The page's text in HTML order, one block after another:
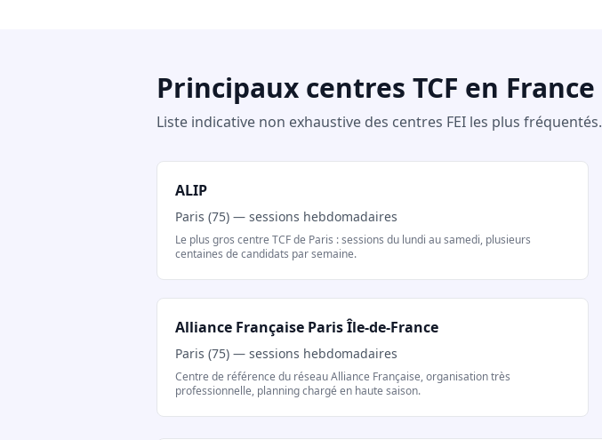
Principaux centres TCF en France
Liste indicative non exhaustive des centres FEI les plus fréquentés.
ALIP
Paris (75) — sessions hebdomadaires
Le plus gros centre TCF de Paris : sessions du lundi au samedi, plusieurs
centaines de candidats par semaine.
Alliance Française Paris Île-de-France
Paris (75) — sessions hebdomadaires
Centre de référence du réseau Alliance Française, organisation très
professionnelle, planning chargé en haute saison.